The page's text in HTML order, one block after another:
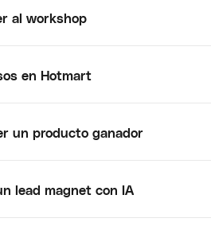
al workshop
en Hotmart
un producto ganador
lead magnet con IA